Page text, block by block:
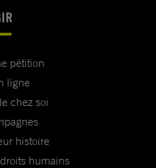
pétition
ligne
chez soi
histoire
humains